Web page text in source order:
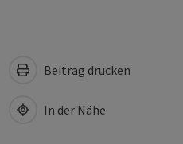
Beitrag drucken
In der Nähe